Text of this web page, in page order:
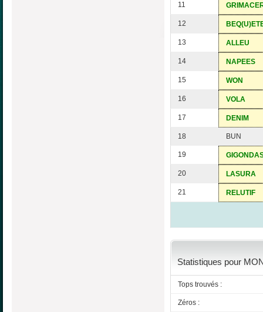
11
12
13 ALLEU
14 NAPEES
15 WON
16 VOLA
17 DENIM
18 BUN
19
20 LASURA
21 RELUTIF
Statistiques pour
Tops trouvés :
Zéros :